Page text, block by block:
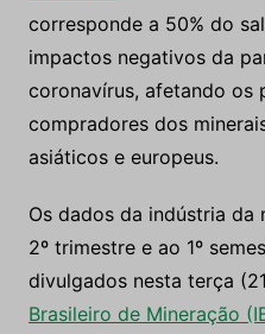
corresponde a 50% do
impactos negativos da
coronavírus, afetando os
compradores dos
asiáticos e europeus.
Os dados da indústria da
2º trimestre e ao 1º
divulgados nesta terça
Brasileiro de Mineração